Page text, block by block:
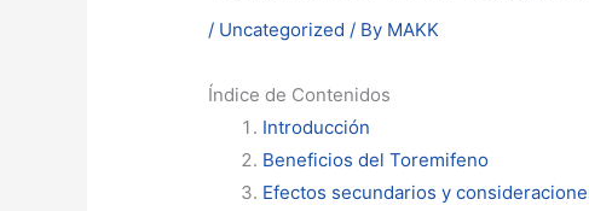
/ Uncategorized / By MAKK
Índice de Contenidos
Introducción
Beneficios del Toremifeno
Efectos secundarios y